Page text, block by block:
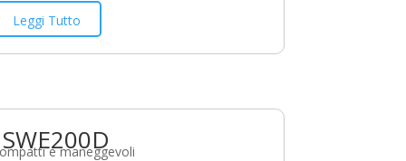
SWE offrono elevata efficienza e
nelle operazioni di trasporto orizzontale,
speciali (superfici irregolari,
di pallet chiusi, sollevamento di pallet
Leggi Tutto
e maneggevoli